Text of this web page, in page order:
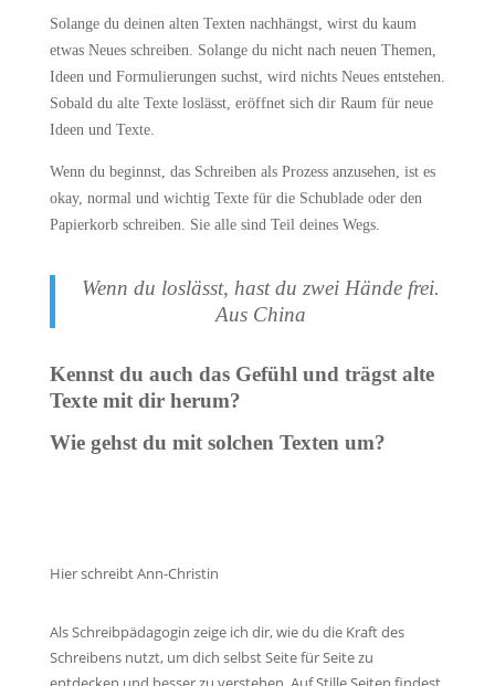
Solange du deinen alten Texten nachhängst, wirst du kaum
etwas Neues schreiben. Solange du nicht nach neuen Themen,
Ideen und Formulierungen suchst, wird nichts Neues entstehen.
Sobald du alte Texte loslässt, eröffnet sich dir Raum für neue
Ideen und Texte.
Wenn du beginnst, das Schreiben als Prozess anzusehen, ist es
okay, normal und wichtig Texte für die Schublade oder den
Papierkorb schreiben. Sie alle sind Teil deines Wegs.
Wenn du loslässt, hast du zwei Hände frei.
Aus China
Kennst du auch das Gefühl und trägst alte
Texte mit dir herum?
Wie gehst du mit solchen Texten um?
Hier schreibt Ann-Christin
Als Schreibpädagogin zeige ich dir, wie du die Kraft des
Schreibens nutzt, um dich selbst Seite für Seite zu